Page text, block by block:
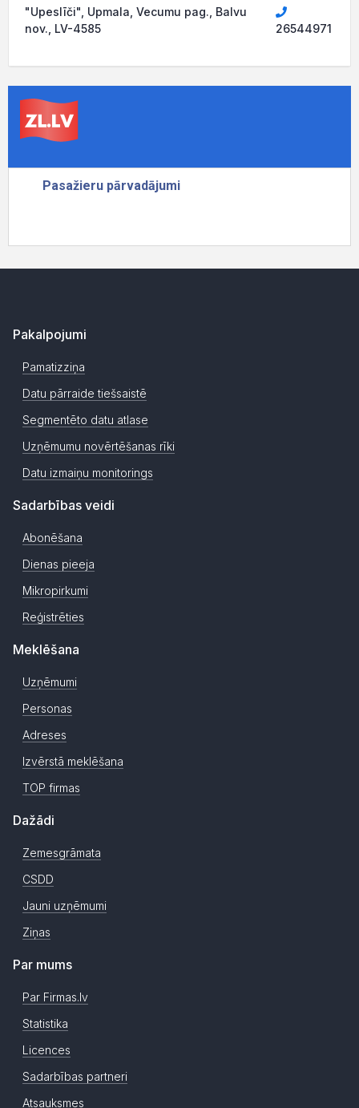
"Upeslīči", Upmala, Vecumu pag., Balvu
nov., LV-4585
26544971
Pakalpojumi
Pamatizziņa
Datu pārraide tiešsaistē
Segmentēto datu atlase
Uzņēmumu novērtēšanas rīki
Datu izmaiņu monitorings
Sadarbības veidi
Abonēšana
Dienas pieeja
Mikropirkumi
Reģistrēties
Meklēšana
Uzņēmumi
Personas
Adreses
Izvērstā meklēšana
TOP firmas
Dažādi
Zemesgrāmata
CSDD
Jauni uzņēmumi
Ziņas
Par mums
Par Firmas.lv
Statistika
Licences
Sadarbības partneri
Atsauksmes